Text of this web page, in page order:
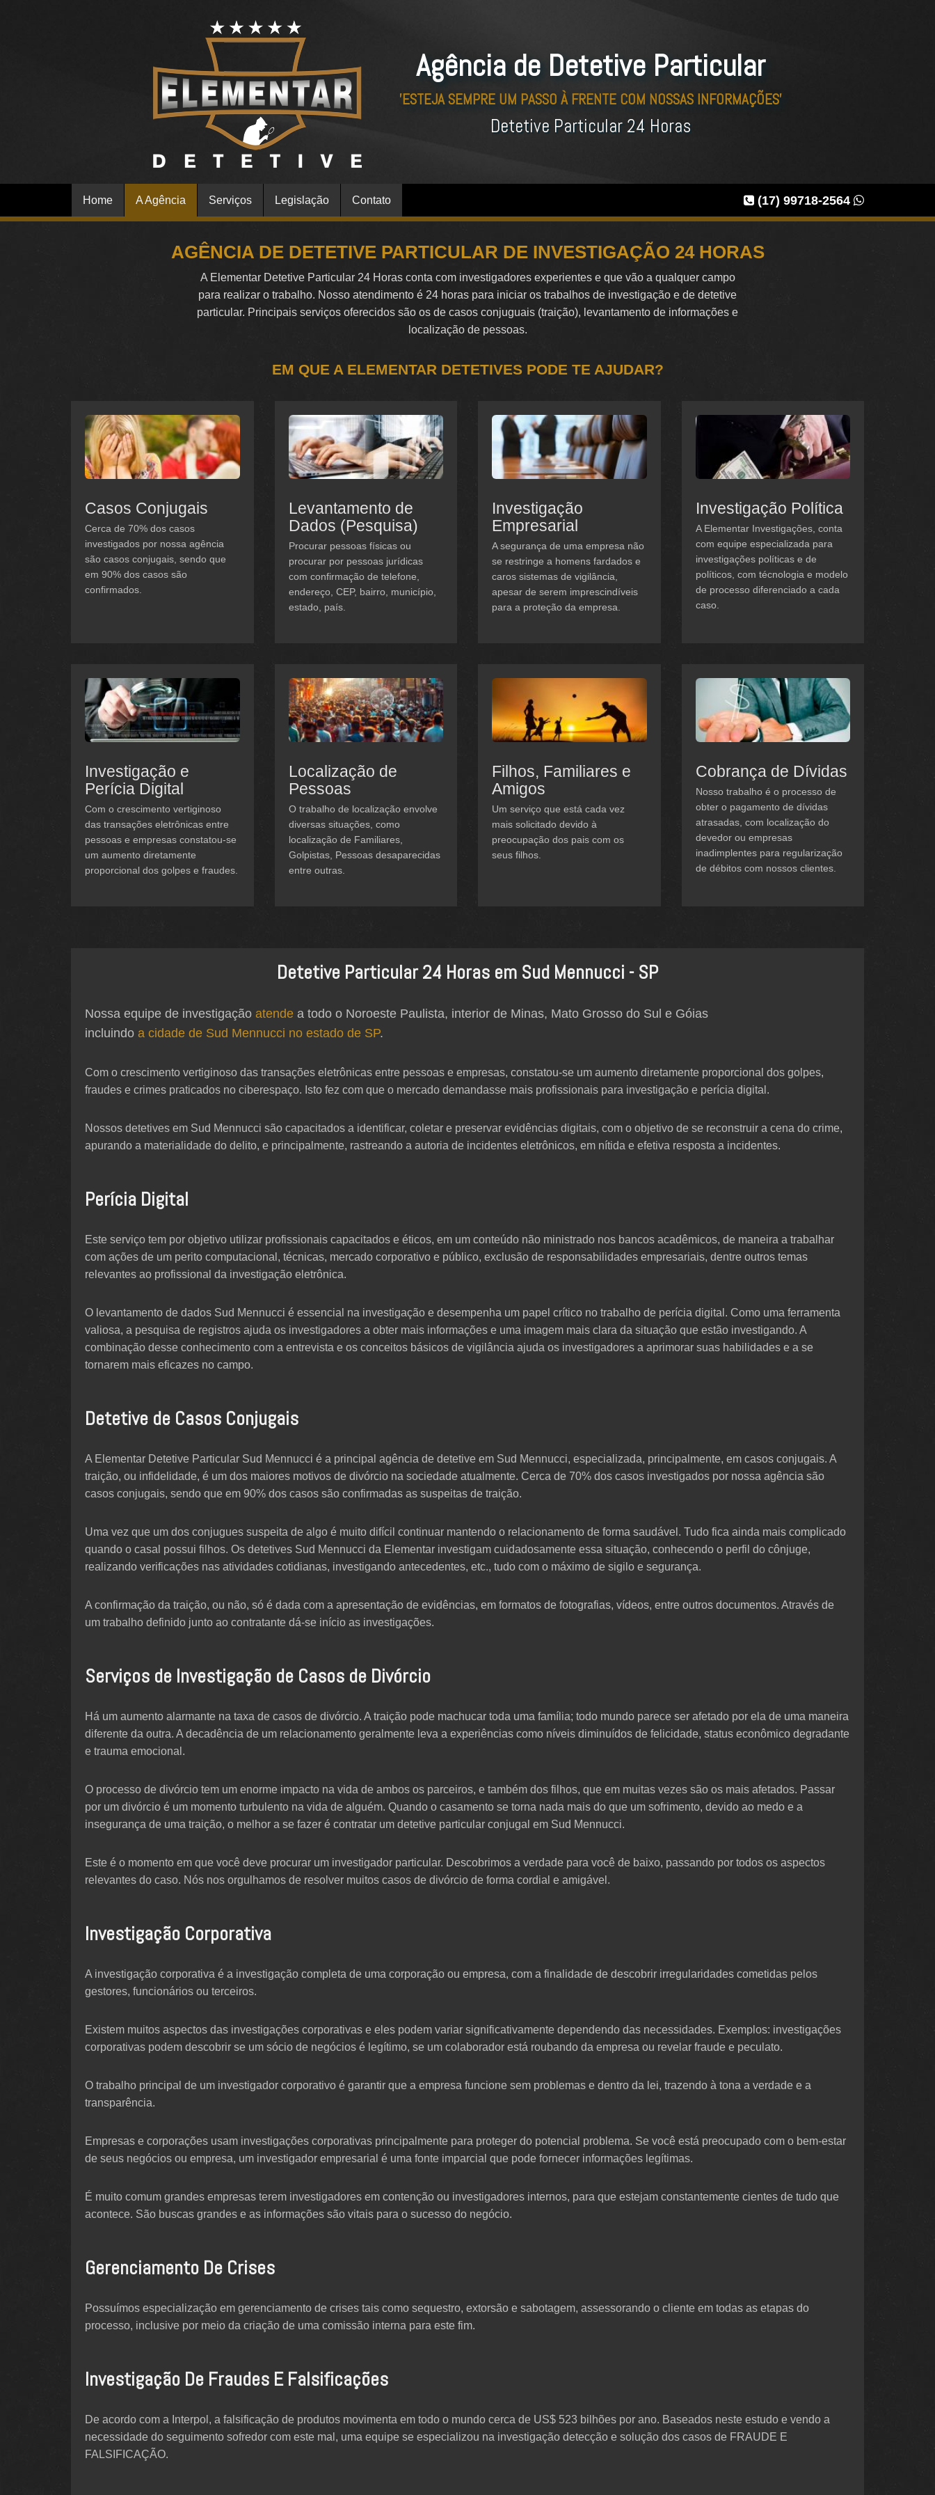
Agência de Detetive Particular
'ESTEJA SEMPRE UM PASSO À FRENTE COM NOSSAS INFORMAÇÕES'
Detetive Particular 24 Horas
(17) 99718-2564
Home A Agência Serviços Legislação Contato
AGÊNCIA DE DETETIVE PARTICULAR DE INVESTIGAÇÃO 24 HORAS
A Elementar Detetive Particular 24 Horas conta com investigadores experientes e que vão a qualquer campo
para realizar o trabalho. Nosso atendimento é 24 horas para iniciar os trabalhos de investigação e de detetive
particular. Principais serviços oferecidos são os de casos conjuguais (traição), levantamento de informações e
localização de pessoas.
EM QUE A ELEMENTAR DETETIVES PODE TE AJUDAR?
Casos Conjugais
Cerca de 70% dos casos
investigados por nossa agência
são casos conjugais, sendo que
em 90% dos casos são
confirmados.
Levantamento de
Dados (Pesquisa)
Procurar pessoas físicas ou
procurar por pessoas jurídicas
com confirmação de telefone,
endereço, CEP, bairro, município,
estado, país.
Investigação
Empresarial
A segurança de uma empresa não
se restringe a homens fardados e
caros sistemas de vigilância,
apesar de serem imprescindíveis
para a proteção da empresa.
Investigação Política
A Elementar Investigações, conta
com equipe especializada para
investigações políticas e de
políticos, com técnologia e modelo
de processo diferenciado a cada
caso.
Investigação e
Perícia Digital
Com o crescimento vertiginoso
das transações eletrônicas entre
pessoas e empresas constatou-se
um aumento diretamente
proporcional dos golpes e fraudes.
Localização de
Pessoas
O trabalho de localização envolve
diversas situações, como
localização de Familiares,
Golpistas, Pessoas desaparecidas
entre outras.
Filhos, Familiares e
Amigos
Um serviço que está cada vez
mais solicitado devido à
preocupação dos pais com os
seus filhos.
Cobrança de Dívidas
Nosso trabalho é o processo de
obter o pagamento de dívidas
atrasadas, com localização do
devedor ou empresas
inadimplentes para regularização
de débitos com nossos clientes.
Detetive Particular 24 Horas em Sud Mennucci - SP
Nossa equipe de investigação atende a todo o Noroeste Paulista, interior de Minas, Mato Grosso do Sul e Góias
incluindo a cidade de Sud Mennucci no estado de SP.
Com o crescimento vertiginoso das transações eletrônicas entre pessoas e empresas, constatou-se um aumento diretamente proporcional dos golpes,
fraudes e crimes praticados no ciberespaço. Isto fez com que o mercado demandasse mais profissionais para investigação e perícia digital.
Nossos detetives em Sud Mennucci são capacitados a identificar, coletar e preservar evidências digitais, com o objetivo de se reconstruir a cena do crime,
apurando a materialidade do delito, e principalmente, rastreando a autoria de incidentes eletrônicos, em nítida e efetiva resposta a incidentes.
Perícia Digital
Este serviço tem por objetivo utilizar profissionais capacitados e éticos, em um conteúdo não ministrado nos bancos acadêmicos, de maneira a trabalhar
com ações de um perito computacional, técnicas, mercado corporativo e público, exclusão de responsabilidades empresariais, dentre outros temas
relevantes ao profissional da investigação eletrônica.
O levantamento de dados Sud Mennucci é essencial na investigação e desempenha um papel crítico no trabalho de perícia digital. Como uma ferramenta
valiosa, a pesquisa de registros ajuda os investigadores a obter mais informações e uma imagem mais clara da situação que estão investigando. A
combinação desse conhecimento com a entrevista e os conceitos básicos de vigilância ajuda os investigadores a aprimorar suas habilidades e a se
tornarem mais eficazes no campo.
Detetive de Casos Conjugais
A Elementar Detetive Particular Sud Mennucci é a principal agência de detetive em Sud Mennucci, especializada, principalmente, em casos conjugais. A
traição, ou infidelidade, é um dos maiores motivos de divórcio na sociedade atualmente. Cerca de 70% dos casos investigados por nossa agência são
casos conjugais, sendo que em 90% dos casos são confirmadas as suspeitas de traição.
Uma vez que um dos conjugues suspeita de algo é muito difícil continuar mantendo o relacionamento de forma saudável. Tudo fica ainda mais complicado
quando o casal possui filhos. Os detetives Sud Mennucci da Elementar investigam cuidadosamente essa situação, conhecendo o perfil do cônjuge,
realizando verificações nas atividades cotidianas, investigando antecedentes, etc., tudo com o máximo de sigilo e segurança.
A confirmação da traição, ou não, só é dada com a apresentação de evidências, em formatos de fotografias, vídeos, entre outros documentos. Através de
um trabalho definido junto ao contratante dá-se início as investigações.
Serviços de Investigação de Casos de Divórcio
Há um aumento alarmante na taxa de casos de divórcio. A traição pode machucar toda uma família; todo mundo parece ser afetado por ela de uma maneira
diferente da outra. A decadência de um relacionamento geralmente leva a experiências como níveis diminuídos de felicidade, status econômico degradante
e trauma emocional.
O processo de divórcio tem um enorme impacto na vida de ambos os parceiros, e também dos filhos, que em muitas vezes são os mais afetados. Passar
por um divórcio é um momento turbulento na vida de alguém. Quando o casamento se torna nada mais do que um sofrimento, devido ao medo e a
insegurança de uma traição, o melhor a se fazer é contratar um detetive particular conjugal em Sud Mennucci.
Este é o momento em que você deve procurar um investigador particular. Descobrimos a verdade para você de baixo, passando por todos os aspectos
relevantes do caso. Nós nos orgulhamos de resolver muitos casos de divórcio de forma cordial e amigável.
Investigação Corporativa
A investigação corporativa é a investigação completa de uma corporação ou empresa, com a finalidade de descobrir irregularidades cometidas pelos
gestores, funcionários ou terceiros.
Existem muitos aspectos das investigações corporativas e eles podem variar significativamente dependendo das necessidades. Exemplos: investigações
corporativas podem descobrir se um sócio de negócios é legítimo, se um colaborador está roubando da empresa ou revelar fraude e peculato.
O trabalho principal de um investigador corporativo é garantir que a empresa funcione sem problemas e dentro da lei, trazendo à tona a verdade e a
transparência.
Empresas e corporações usam investigações corporativas principalmente para proteger do potencial problema. Se você está preocupado com o bem-estar
de seus negócios ou empresa, um investigador empresarial é uma fonte imparcial que pode fornecer informações legítimas.
É muito comum grandes empresas terem investigadores em contenção ou investigadores internos, para que estejam constantemente cientes de tudo que
acontece. São buscas grandes e as informações são vitais para o sucesso do negócio.
Gerenciamento De Crises
Possuímos especialização em gerenciamento de crises tais como sequestro, extorsão e sabotagem, assessorando o cliente em todas as etapas do
processo, inclusive por meio da criação de uma comissão interna para este fim.
Investigação De Fraudes E Falsificações
De acordo com a Interpol, a falsificação de produtos movimenta em todo o mundo cerca de US$ 523 bilhões por ano. Baseados neste estudo e vendo a
necessidade do seguimento sofredor com este mal, uma equipe se especializou na investigação detecção e solução dos casos de FRAUDE E
FALSIFICAÇÃO.